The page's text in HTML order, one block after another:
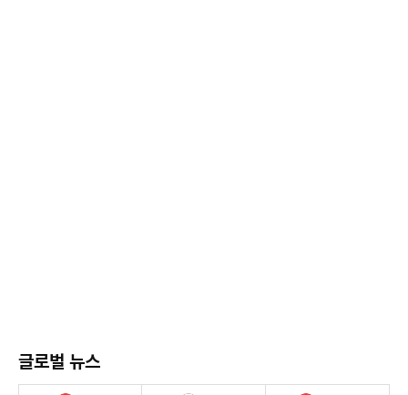
글로벌 뉴스